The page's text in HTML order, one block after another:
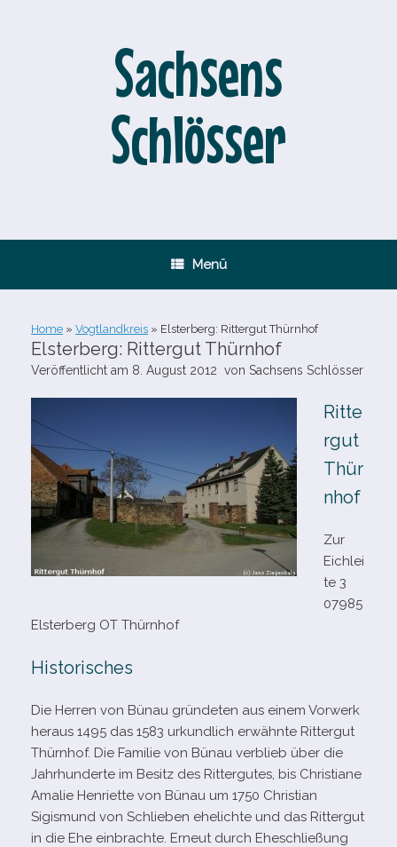
Sachsens
Schlösser
Menü
Home » Vogtlandkreis » Elsterberg: Rittergut Thürnhof
Elsterberg: Rittergut Thürnhof
Veröffentlicht am 8. August 2012 von Sachsens Schlösser
Ritte
rgut
Thür
nhof
Zur
Eichlei
te 3
07985
Elsterberg OT Thürnhof
Historisches
Die Herren von Bünau grün­de­ten aus einem Vorwerk
her­aus 1495 das 1583 urkund­lich erwähnte Rittergut
Thürnhof. Die Familie von Bünau ver­blieb über die
Jahrhunderte im Besitz des Rittergutes, bis Christiane
Amalie Henriette von Bünau um 1750 Christian
Sigismund von Schlieben ehe­lichte und das Rittergut
in die Ehe ein­brachte. Erneut durch Eheschließung